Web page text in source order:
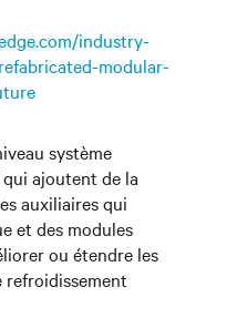
industry-
modular-
système
ajoutent de la
auxiliaires qui
et des modules
ou étendre les
refroidissement